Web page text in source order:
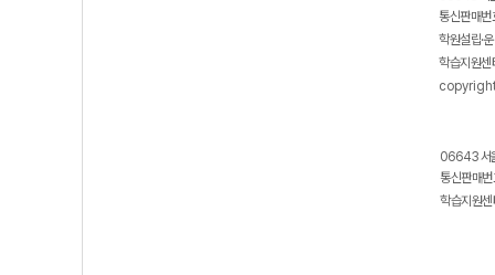
통신판매
학원설립·
학습지원
06643 서
통신판매
학습지원